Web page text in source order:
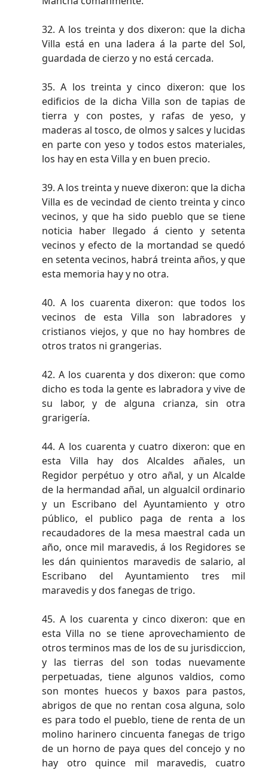
32. A los treinta y dos dixeron: que la dicha
Villa está en una ladera á la parte del Sol,
guardada de cierzo y no está cercada.
35. A los treinta y cinco dixeron: que los
edificios de la dicha Villa son de tapias de
tierra y con postes, y rafas de yeso, y
maderas al tosco, de olmos y salces y lucidas
en parte con yeso y todos estos materiales,
los hay en esta Villa y en buen precio.
39. A los treinta y nueve dixeron: que la dicha
Villa es de vecindad de ciento treinta y cinco
vecinos, y que ha sido pueblo que se tiene
noticia haber llegado á ciento y setenta
vecinos y efecto de la mortandad se quedó
en setenta vecinos, habrá treinta años, y que
esta memoria hay y no otra.
40. A los cuarenta dixeron: que todos los
vecinos de esta Villa son labradores y
cristianos viejos, y que no hay hombres de
otros tratos ni grangerias.
42. A los cuarenta y dos dixeron: que como
dicho es toda la gente es labradora y vive de
su labor, y de alguna crianza, sin otra
grarigería.
44. A los cuarenta y cuatro dixeron: que en
esta Villa hay dos Alcaldes añales, un
Regidor perpétuo y otro añal, y un Alcalde
de la hermandad añal, un algualcil ordinario
y un Escribano del Ayuntamiento y otro
público, el publico paga de renta a los
recaudadores de la mesa maestral cada un
año, once mil maravedis, á los Regidores se
les dán quinientos maravedis de salario, al
Escribano del Ayuntamiento tres mil
maravedis y dos fanegas de trigo.
45. A los cuarenta y cinco dixeron: que en
esta Villa no se tiene aprovechamiento de
otros terminos mas de los de su jurisdiccion,
y las tierras del son todas nuevamente
perpetuadas, tiene algunos valdios, como
son montes huecos y baxos para pastos,
abrigos de que no rentan cosa alguna, solo
es para todo el pueblo, tiene de renta de un
molino harinero cincuenta fanegas de trigo
de un horno de paya ques del concejo y no
hay otro quince mil maravedis, cuatro